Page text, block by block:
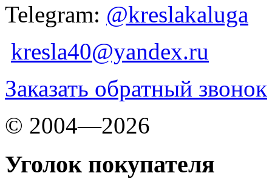
Telegram: @kreslakaluga
kresla40@yandex.ru
Заказать обратный звонок
© 2004—2026
Уголок покупателя